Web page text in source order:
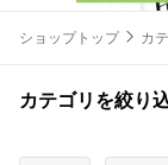
ショップトップ カ
カテゴリを絞り